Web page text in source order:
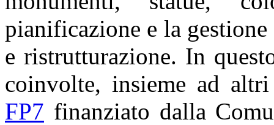
pianificazione e la
e ristrutturazione. In
coinvolte, insieme ad
FP7 finanziato dalla